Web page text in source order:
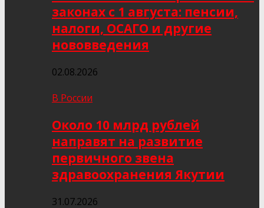
законах с 1 августа: пенсии,
налоги, ОСАГО и другие
нововведения
02.08.2026
В России
Около 10 млрд рублей
направят на развитие
первичного звена
здравоохранения Якутии
31.07.2026